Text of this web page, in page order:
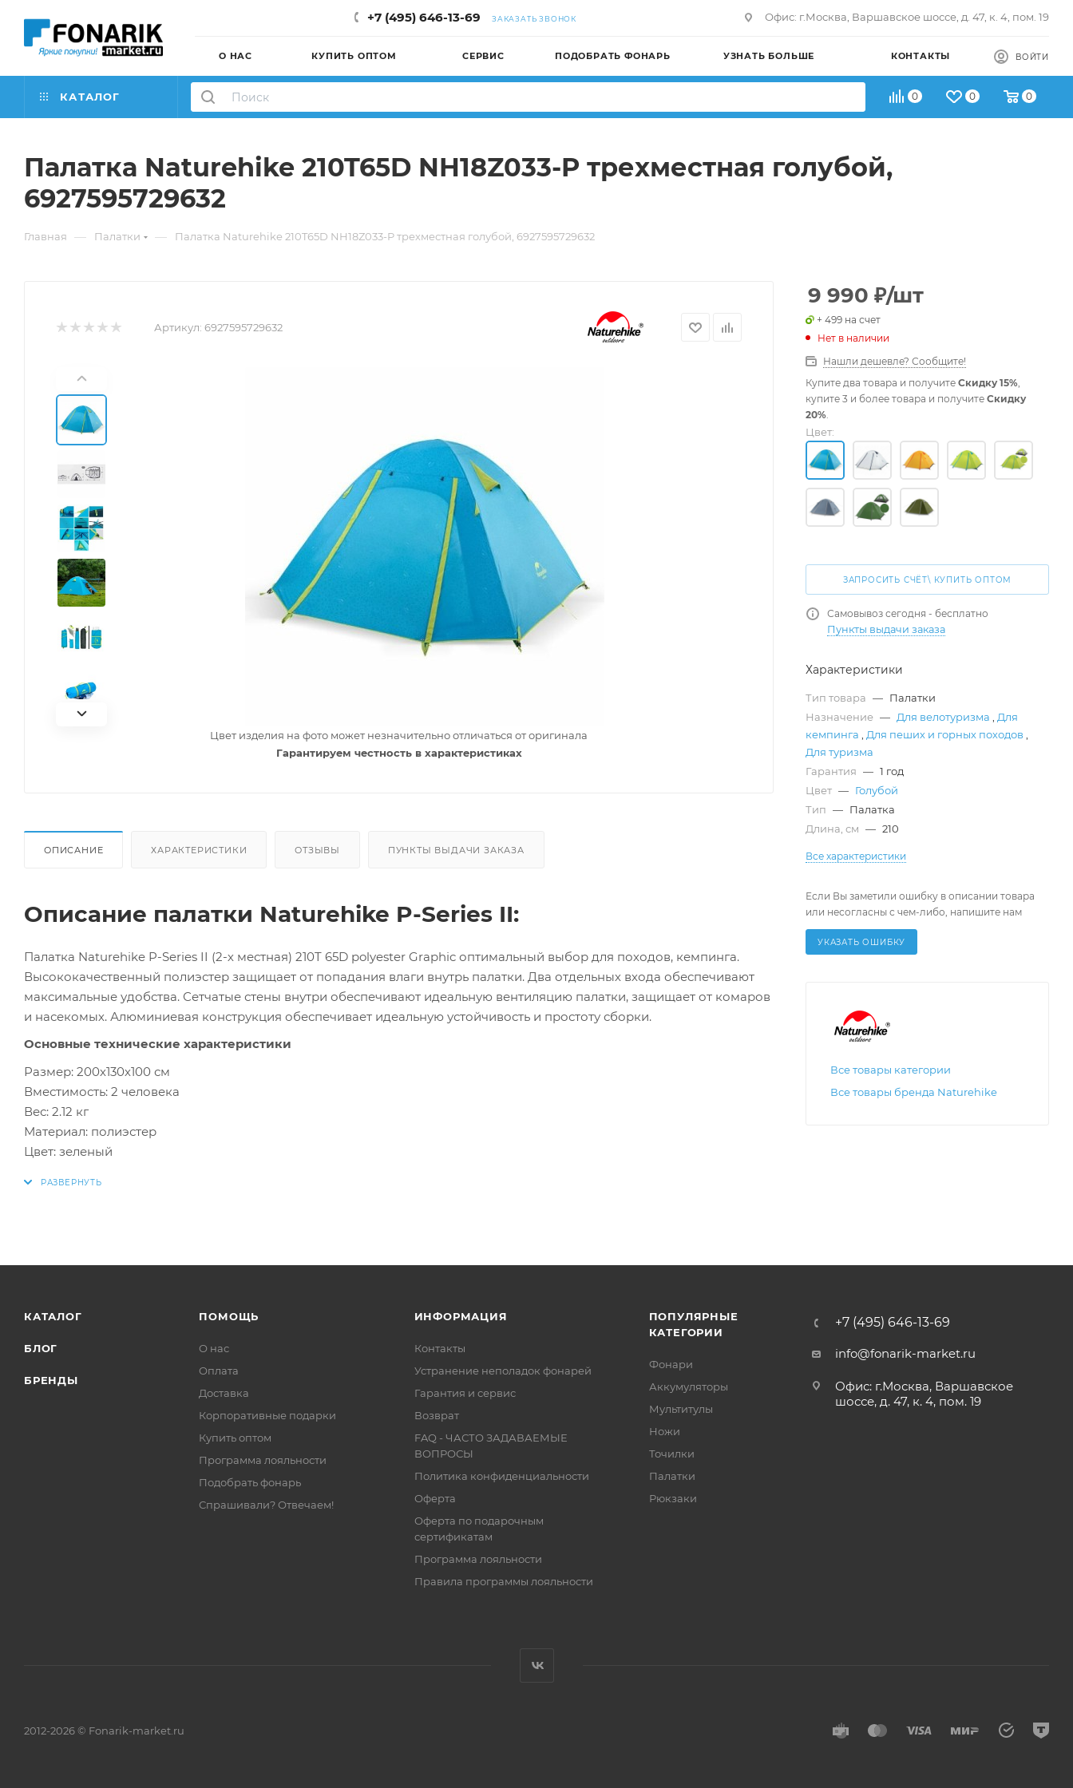
+7 (495) 646-13-69 ЗАКАЗАТЬ ЗВОНОК Офис: г.Москва, Варшавское шоссе, д. 47, к. 4, пом. 19
О НАС КУПИТЬ ОПТОМ СЕРВИС ПОДОБРАТЬ ФОНАРЬ УЗНАТЬ БОЛЬШЕ КОНТАКТЫ ВОЙТИ
КАТАЛОГ 0 0 0
Палатка Naturehike 210T65D NH18Z033-P трехместная голубой,
6927595729632
Главная — Палатки — Палатка Naturehike 210T65D NH18Z033-P трехместная голубой, 6927595729632
Артикул: 6927595729632
Цвет изделия на фото может незначительно отличаться от оригинала
Гарантируем честность в характеристиках
ОПИСАНИЕ ХАРАКТЕРИСТИКИ ОТЗЫВЫ ПУНКТЫ ВЫДАЧИ ЗАКАЗА
Описание палатки Naturehike P-Series II:
Палатка Naturehike P-Series II (2-х местная) 210T 65D polyester Graphic оптимальный выбор для походов, кемпинга.
Высококачественный полиэстер защищает от попадания влаги внутрь палатки. Два отдельных входа обеспечивают
максимальные удобства. Сетчатые стены внутри обеспечивают идеальную вентиляцию палатки, защищает от комаров
и насекомых. Алюминиевая конструкция обеспечивает идеальную устойчивость и простоту сборки.
Основные технические характеристики
Размер: 200х130х100 см
Вместимость: 2 человека
Вес: 2.12 кг
Материал: полиэстер
Цвет: зеленый
9 990 ₽/шт
+ 499 на счет
Нет в наличии
Нашли дешевле? Сообщите!
Купите два товара и получите Скидку 15%
купите 3 и более товара и получите Скидку
20%
Цвет:
ЗАПРОСИТЬ СЧЁТ\ КУПИТЬ ОПТОМ
Самовывоз сегодня - бесплатно
Пункты выдачи заказа
Характеристики
Тип товара — Палатки
Назначение — Для велотуризма
Для
кемпинга
Для пеших и горных походов
Для туризма
Гарантия — 1 год
Цвет — Голубой
Тип — Палатка
Длина, см — 210
Все характеристики
Если Вы заметили ошибку в описании товара
или несогласны с чем-либо, напишите нам
УКАЗАТЬ ОШИБКУ
Все товары категории
Все товары бренда Naturehike
КАТАЛОГ
БЛОГ
БРЕНДЫ
ПОМОЩЬ
О нас
Оплата
Доставка
Корпоративные подарки
Купить оптом
Программа лояльности
Подобрать фонарь
Спрашивали? Отвечаем!
ИНФОРМАЦИЯ
Контакты
Устранение неполадок фонарей
Гарантия и сервис
Возврат
FAQ - ЧАСТО ЗАДАВАЕМЫЕ
ВОПРОСЫ
Политика конфиденциальности
Оферта
Оферта по подарочным
сертификатам
Программа лояльности
Правила программы лояльности
ПОПУЛЯРНЫЕ
КАТЕГОРИИ
Фонари
Аккумуляторы
Мультитулы
Ножи
Точилки
Палатки
Рюкзаки
+7 (495) 646-13-69
info@fonarik-market.ru
Офис: г.Москва, Варшавское
шоссе, д. 47, к. 4, пом. 19
2012-2026 © Fonarik-market.ru